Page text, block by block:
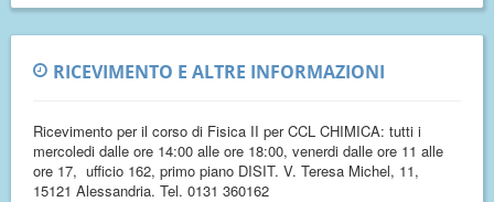
RICEVIMENTO E ALTRE INFORMAZIONI
Ricevimento per il corso di Fisica II per CCL CHIMICA: tutti i
mercoledi dalle ore 14:00 alle ore 18:00, venerdi dalle ore 11 alle
ore 17, ufficio 162, primo piano DISIT. V. Teresa Michel, 11,
15121 Alessandria. Tel. 0131 360162